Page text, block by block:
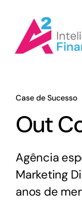
conteúdo
Case de Sucesso
Out
Agência
Marketing
anos de